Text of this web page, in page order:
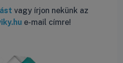
vagy írjon nekünk az
e-mail címre!